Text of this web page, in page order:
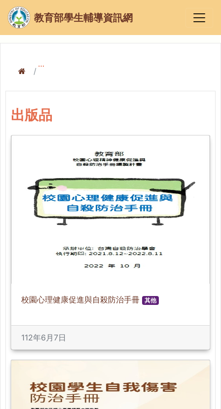
教育部學生輔導資訊網
出版品
校園心理健康促進與自殺防治手冊 其他
112年6月7日